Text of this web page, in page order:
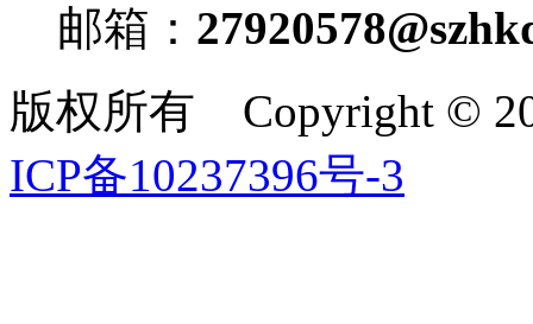
邮箱：
版权所有 Copyright ©
ICP备10237396号-3